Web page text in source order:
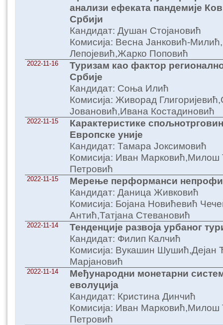
анализи ефеката пандемије
Србији
Кандидат: Душан Стојановић
Комисија: Весна Јанковић-
Лепојевић,Жарко Поповић
2022-11-16
Туризам као фактор
Србије
Кандидат: Соња Илић
Комисија: Живорад
Јовановић,Ивана Костадиновић
2022-11-15
Карактеристике
Европске уније
Кандидат: Тамара Јоксимовић
Комисија: Иван Марковић,Милош
Петровић
2022-11-15
Мерење перформанси
Кандидат: Даница Живковић
Комисија: Бојана Новићевић
Антић,Татјана Стевановић
2022-11-14
Тенденције развоја урбаног
Кандидат: Филип Калчић
Комисија: Вукашин Шушић,Дејан
Марјановић
2022-11-14
Међународни монетарни
еволуција
Кандидат: Кристина Динчић
Комисија: Иван Марковић,Милош
Петровић